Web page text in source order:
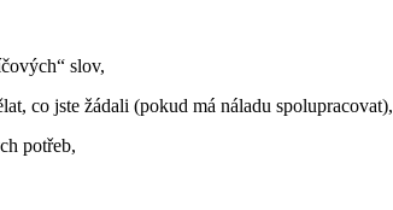
slov,
co jste žádali (pokud má náladu spolupracovat),
potřeb,